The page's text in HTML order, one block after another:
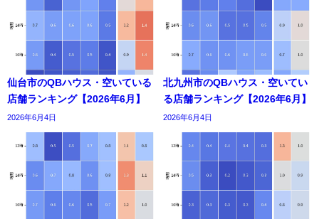
仙台市のQBハウス・空いている
店舗ランキング【2026年6月】
2026年6月4日
北九州市のQBハウス・空いてい
る店舗ランキング【2026年6月】
2026年6月4日